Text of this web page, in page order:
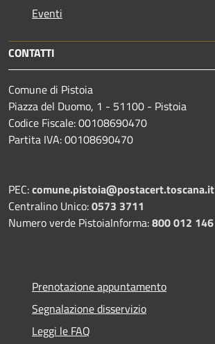
Eventi
CONTATTI
Comune di Pistoia
Piazza del Duomo, 1 - 51100 - Pistoia
Codice Fiscale: 00108690470
Partita IVA: 00108690470
PEC:comune.pistoia@postacert.toscana.it
Centralino Unico:0573 3711
Numero verde PistoiaInforma:800 012 146
Prenotazione appuntamento
Segnalazione disservizio
Leggi le FAQ